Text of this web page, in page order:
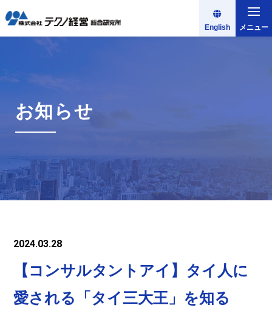
English メニュー
お知らせ
2024.03.28
【コンサルタントアイ】タイ人に
愛される「タイ三大王」を知る